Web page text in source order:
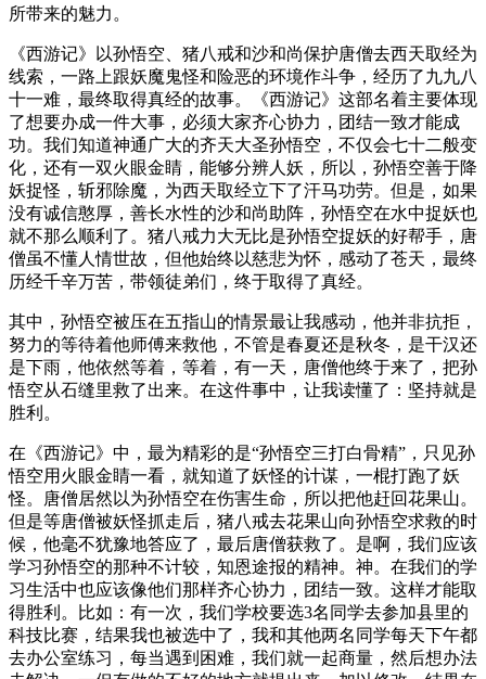
所带来的魅力。
《西游记》以孙悟空、猪八戒和沙和尚保护唐僧去西天取经为
线索，一路上跟妖魔鬼怪和险恶的环境作斗争，经历了九九八
十一难，最终取得真经的故事。《西游记》这部名着主要体现
了想要办成一件大事，必须大家齐心协力，团结一致才能成
功。我们知道神通广大的齐天大圣孙悟空，不仅会七十二般变
化，还有一双火眼金睛，能够分辨人妖，所以，孙悟空善于降
妖捉怪，斩邪除魔，为西天取经立下了汗马功劳。但是，如果
没有诚信憨厚，善长水性的沙和尚助阵，孙悟空在水中捉妖也
就不那么顺利了。猪八戒力大无比是孙悟空捉妖的好帮手，唐
僧虽不懂人情世故，但他始终以慈悲为怀，感动了苍天，最终
历经千辛万苦，带领徒弟们，终于取得了真经。
其中，孙悟空被压在五指山的情景最让我感动，他并非抗拒，
努力的等待着他师傅来救他，不管是春夏还是秋冬，是干汉还
是下雨，他依然等着，等着，有一天，唐僧他终于来了，把孙
悟空从石缝里救了出来。在这件事中，让我读懂了：坚持就是
胜利。
在《西游记》中，最为精彩的是“孙悟空三打白骨精”，只见孙
悟空用火眼金睛一看，就知道了妖怪的计谋，一棍打跑了妖
怪。唐僧居然以为孙悟空在伤害生命，所以把他赶回花果山。
但是等唐僧被妖怪抓走后，猪八戒去花果山向孙悟空求救的时
候，他毫不犹豫地答应了，最后唐僧获救了。是啊，我们应该
学习孙悟空的那种不计较，知恩途报的精神。神。在我们的学
习生活中也应该像他们那样齐心协力，团结一致。这样才能取
得胜利。比如：有一次，我们学校要选3名同学去参加县里的
科技比赛，结果我也被选中了，我和其他两名同学每天下午都
去办公室练习，每当遇到困难，我们就一起商量，然后想办法